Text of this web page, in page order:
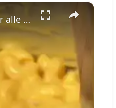
×
Ein Traum für alle Cheese Lover: Supercremige Mac & Cheese #shorts